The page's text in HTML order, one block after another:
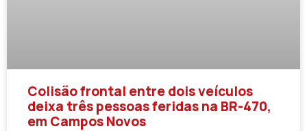
Colisão frontal entre dois veículos
deixa três pessoas feridas na BR-470,
em Campos Novos